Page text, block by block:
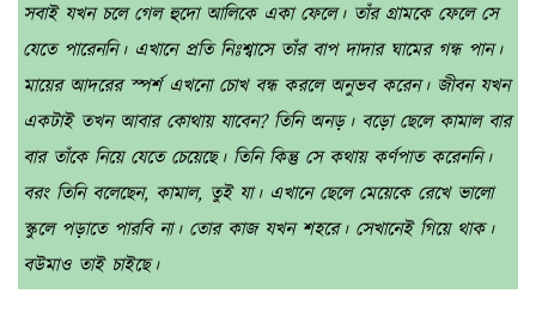
সবাই যখন চলে গেল হুদো আলিকে একা ফেলে। তাঁর গ্রামকে ফেলে সে
যেতে পারেননি। এখানে প্রতি নিঃশ্বাসে তাঁর বাপ দাদার ঘামের গন্ধ পান।
মায়ের আদরের স্পর্শ এখনো চোখ বন্ধ করলে অনুভব করেন। জীবন যখন
একটাই তখন আবার কোথায় যাবেন? তিনি অনড়। বড়ো ছেলে কামাল বার
বার তাঁকে নিয়ে যেতে চেয়েছে। তিনি কিন্তু সে কথায় কর্ণপাত করেননি।
বরং তিনি বলেছেন, কামাল, তুই যা। এখানে ছেলে মেয়েকে রেখে ভালো
স্কুলে পড়াতে পারবি না। তোর কাজ যখন শহরে। সেখানেই গিয়ে থাক।
বউমাও তাই চাইছে।